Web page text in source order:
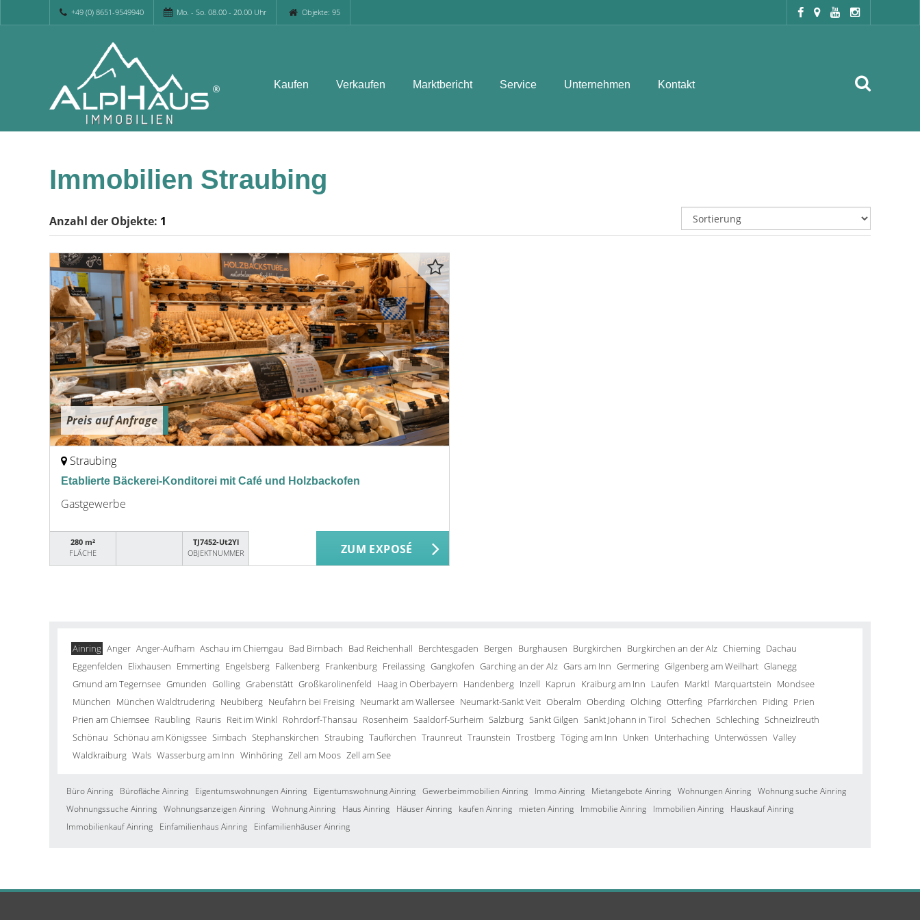
+49 (0) 8651-9549940 Mo. - So. 08.00 - 20.00 Uhr Objekte: 95
Kaufen Verkaufen Marktbericht Service Unternehmen Kontakt
Immobilien Straubing
Anzahl der Objekte: 1
Preis auf Anfrage
Straubing
Etablierte Bäckerei-Konditorei mit Café und Holzbackofen
Gastgewerbe
280 m²
FLÄCHE
TJ7452-Ut2Yl
OBJEKTNUMMER
ZUM EXPOSÉ
Ainring Anger Anger-Aufham Aschau im Chiemgau Bad Birnbach Bad Reichenhall Berchtesgaden Bergen Burghausen Burgkirchen Burgkirchen an der Alz Chieming Dachau
Eggenfelden Elixhausen Emmerting Engelsberg Falkenberg Frankenburg Freilassing Gangkofen Garching an der Alz Gars am Inn Germering Gilgenberg am Weilhart Glanegg
Gmund am Tegernsee Gmunden Golling Grabenstätt Großkarolinenfeld Haag in Oberbayern Handenberg Inzell Kaprun Kraiburg am Inn Laufen Marktl Marquartstein Mondsee
München München Waldtrudering Neubiberg Neufahrn bei Freising Neumarkt am Wallersee Neumarkt-Sankt Veit Oberalm Oberding Olching Otterfing Pfarrkirchen Piding Prien
Prien am Chiemsee Raubling Rauris Reit im Winkl Rohrdorf-Thansau Rosenheim Saaldorf-Surheim Salzburg Sankt Gilgen Sankt Johann in Tirol Schechen Schleching Schneizlreuth
Schönau Schönau am Königssee Simbach Stephanskirchen Straubing Taufkirchen Traunreut Traunstein Trostberg Töging am Inn Unken Unterhaching Unterwössen Valley
Waldkraiburg Wals Wasserburg am Inn Winhöring Zell am Moos Zell am See
Büro Ainring Bürofläche Ainring Eigentumswohnungen Ainring Eigentumswohnung Ainring Gewerbeimmobilien Ainring Immo Ainring Mietangebote Ainring Wohnungen Ainring Wohnung suche Ainring
Wohnungssuche Ainring Wohnungsanzeigen Ainring Wohnung Ainring Haus Ainring Häuser Ainring kaufen Ainring mieten Ainring Immobilie Ainring Immobilien Ainring
Hauskauf Ainring
Immobilienkauf Ainring
Einfamilienhaus Ainring Einfamilienhäuser Ainring